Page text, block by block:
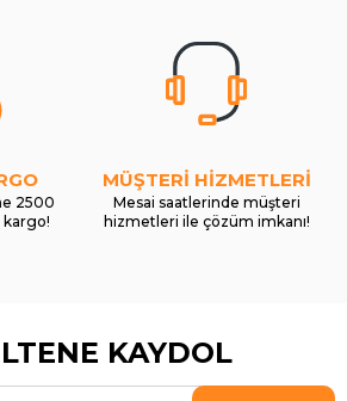
2500
kargo!
MÜŞTERİ HİZMETLERİ
Mesai saatlerinde müşteri
hizmetleri ile çözüm imkanı!
KAYDOL